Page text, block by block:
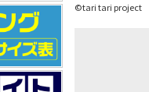
©tari tari project